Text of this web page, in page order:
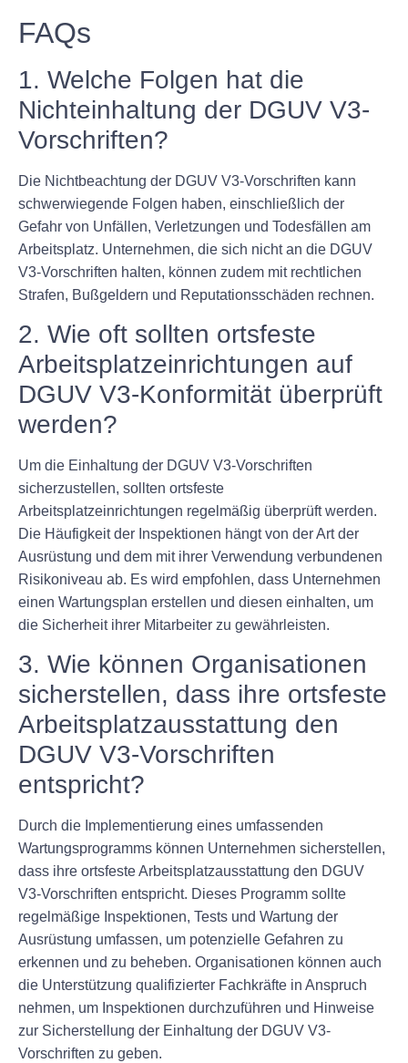
FAQs
1. Welche Folgen hat die
Nichteinhaltung der DGUV V3-
Vorschriften?
Die Nichtbeachtung der DGUV V3-Vorschriften kann
schwerwiegende Folgen haben, einschließlich der
Gefahr von Unfällen, Verletzungen und Todesfällen am
Arbeitsplatz. Unternehmen, die sich nicht an die DGUV
V3-Vorschriften halten, können zudem mit rechtlichen
Strafen, Bußgeldern und Reputationsschäden rechnen.
2. Wie oft sollten ortsfeste
Arbeitsplatzeinrichtungen auf
DGUV V3-Konformität überprüft
werden?
Um die Einhaltung der DGUV V3-Vorschriften
sicherzustellen, sollten ortsfeste
Arbeitsplatzeinrichtungen regelmäßig überprüft werden.
Die Häufigkeit der Inspektionen hängt von der Art der
Ausrüstung und dem mit ihrer Verwendung verbundenen
Risikoniveau ab. Es wird empfohlen, dass Unternehmen
einen Wartungsplan erstellen und diesen einhalten, um
die Sicherheit ihrer Mitarbeiter zu gewährleisten.
3. Wie können Organisationen
sicherstellen, dass ihre ortsfeste
Arbeitsplatzausstattung den
DGUV V3-Vorschriften
entspricht?
Durch die Implementierung eines umfassenden
Wartungsprogramms können Unternehmen sicherstellen,
dass ihre ortsfeste Arbeitsplatzausstattung den DGUV
V3-Vorschriften entspricht. Dieses Programm sollte
regelmäßige Inspektionen, Tests und Wartung der
Ausrüstung umfassen, um potenzielle Gefahren zu
erkennen und zu beheben. Organisationen können auch
die Unterstützung qualifizierter Fachkräfte in Anspruch
nehmen, um Inspektionen durchzuführen und Hinweise
zur Sicherstellung der Einhaltung der DGUV V3-
Vorschriften zu geben.